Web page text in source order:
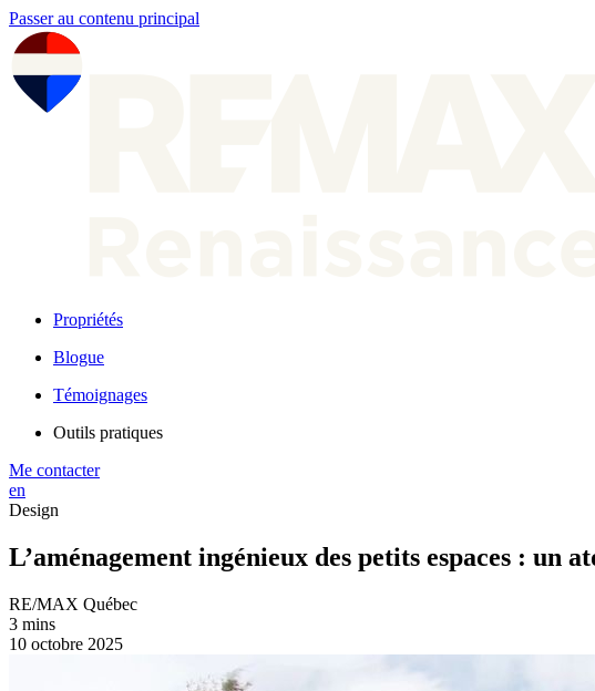
Passer au contenu principal
Propriétés
Blogue
Témoignages
Outils pratiques
Me contacter
en
Design
L’aménagement ingénieux des petits espaces : un
RE/MAX Québec
3 mins
10 octobre 2025